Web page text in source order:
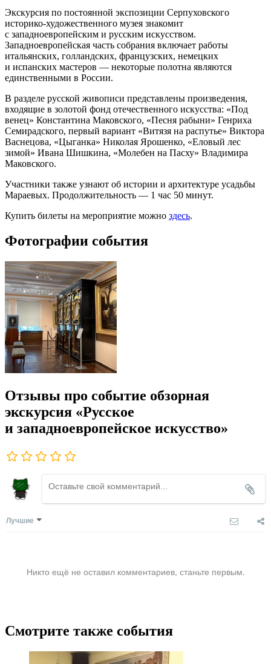
Экскурсия по постоянной экспозиции Серпуховского
историко-художественного музея знакомит
с западноевропейским и русским искусством.
Западноевропейская часть собрания включает работы
итальянских, голландских, французских, немецких
и испанских мастеров — некоторые полотна являются
единственными в России.
В разделе русской живописи представлены произведения,
входящие в золотой фонд отечественного искусства: «Под
венец» Константина Маковского, «Песня рабыни» Генриха
Семирадского, первый вариант «Витязя на распутье» Виктора
Васнецова, «Цыганка» Николая Ярошенко, «Еловый лес
зимой» Ивана Шишкина, «Молебен на Пасху» Владимира
Маковского.
Участники также узнают об истории и архитектуре усадьбы
Мараевых. Продолжительность — 1 час 50 минут.
Купить билеты на мероприятие можно здесь.
Фотографии события
Отзывы про событие обзорная
экскурсия «Русское
и западноевропейское искусство»
Лучшие
Никто ещё не оставил комментариев, станьте первым.
Смотрите также события